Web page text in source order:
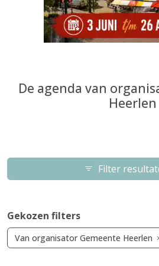
De agenda van
Heerlen
Filter
Gekozen filters
Van organisator Gemeente Heerlen